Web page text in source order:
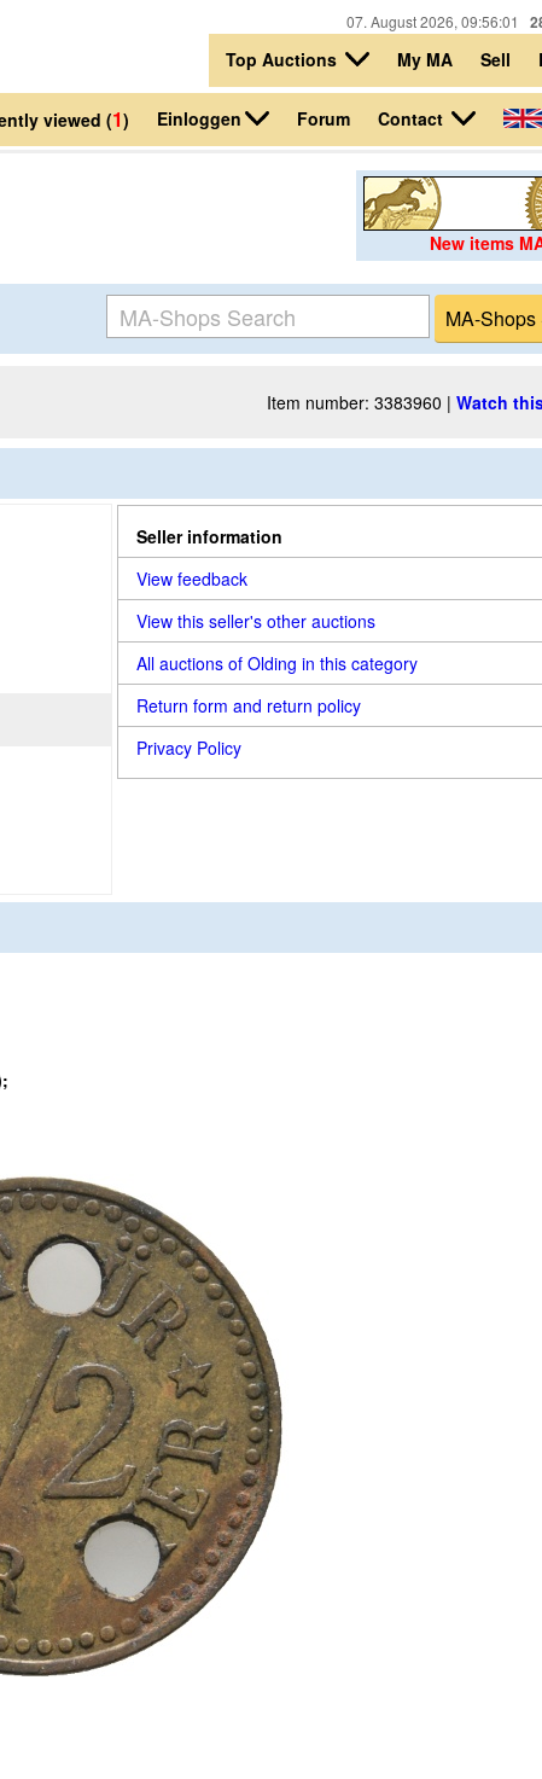
07. August 2026, 09:56:01
Top Auctions My MA Sell
viewed (1) Einloggen Forum Contact
New items
Item number: 3383960 | Watch
Seller information
View feedback
View this seller's other auctions
All auctions of Olding in this category
Return form and return policy
Privacy Policy